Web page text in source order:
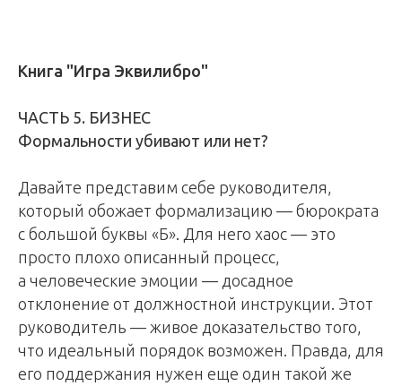
Книга "Игра Эквилибро"
ЧАСТЬ 5. БИЗНЕС
Формальности убивают или нет?
Давайте представим себе руководителя,
который обожает формализацию — бюрократа
с большой буквы «Б». Для него хаос — это
просто плохо описанный процесс,
а человеческие эмоции — досадное
отклонение от должностной инструкции. Этот
руководитель — живое доказательство того,
что идеальный порядок возможен. Правда, для
его поддержания нужен еще один такой же